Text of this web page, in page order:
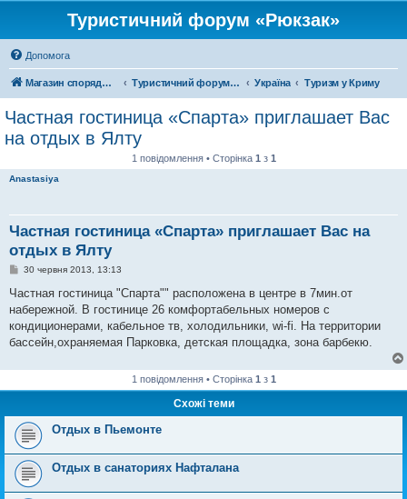
Туристичний форум «Рюкзак»
Допомога
Магазин спорядження Туристичний форум «Рюкзак» Україна Туризм у Криму
Частная гостиница «Спарта» приглашает Вас
на отдых в Ялту
1 повідомлення • Сторінка 1 з 1
Anastasiya
Частная гостиница «Спарта» приглашает Вас на
отдых в Ялту
П
в
д
о
л
я
30 червня 2013, 13:13
Частная гостиница "Спарта"" расположена в центре в 7мин.от
набережной. В гостинице 26 комфортабельных номеров с
кондиционерами, кабельное тв, холодильники, wi-fi. На территории
бассейн,охраняемая Парковка, детская площадка, зона барбекю.
1 повідомлення • Сторінка 1 з 1
Схожі теми
Отдых в Пьемонте
Отдых в санаториях Нафталана